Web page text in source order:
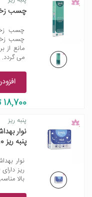
چسب زخم
چسب
چسب
مانع از
می گردد.
18,700 تومان
پنبه ریز
نوار
پنبه ریز 10 عددی
نوار
ریز
بالا